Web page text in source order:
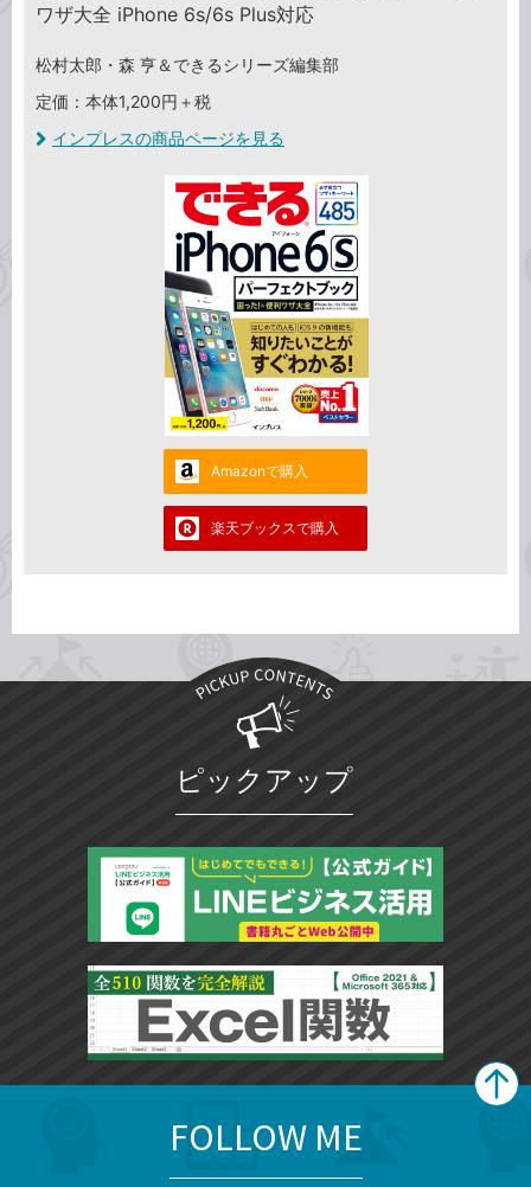
ワザ大全 iPhone 6s/6s Plus対応
松村太郎・森 亨＆できるシリーズ編集部
定価：本体1,200円＋税
インプレスの商品ページを見る
Amazonで購入
楽天ブックスで購入
ピックアップ
FOLLOW ME